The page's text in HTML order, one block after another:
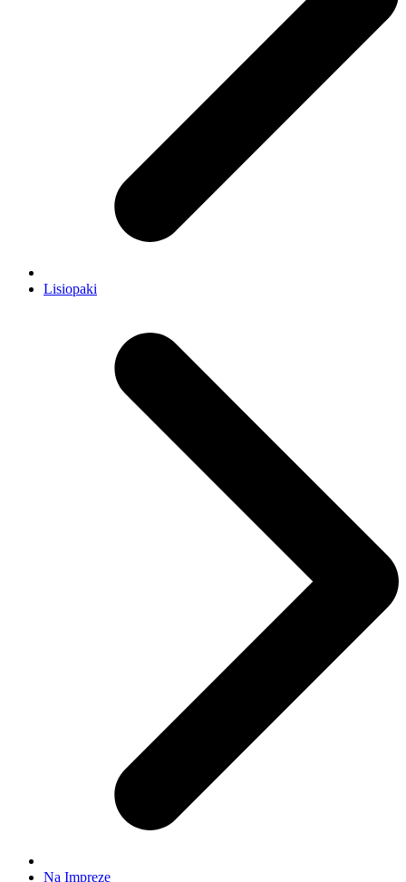
Lisiopaki
Na Imprezę